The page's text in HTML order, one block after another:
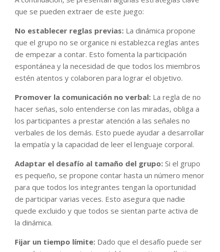
que se pueden extraer de este juego:
No establecer reglas previas: La dinámica propone
que el grupo no se organice ni establezca reglas antes
de empezar a contar. Esto fomenta la participación
espontánea y la necesidad de que todos los miembros
estén atentos y colaboren para lograr el objetivo.
Promover la comunicación no verbal: La regla de no
hacer señas, solo entenderse con las miradas, obliga a
los participantes a prestar atención a las señales no
verbales de los demás. Esto puede ayudar a desarrollar
la empatía y la capacidad de leer el lenguaje corporal.
Adaptar el desafío al tamaño del grupo: Si el grupo
es pequeño, se propone contar hasta un número menor
para que todos los integrantes tengan la oportunidad
de participar varias veces. Esto asegura que nadie
quede excluido y que todos se sientan parte activa de
la dinámica.
Fijar un tiempo límite: Dado que el desafío puede ser